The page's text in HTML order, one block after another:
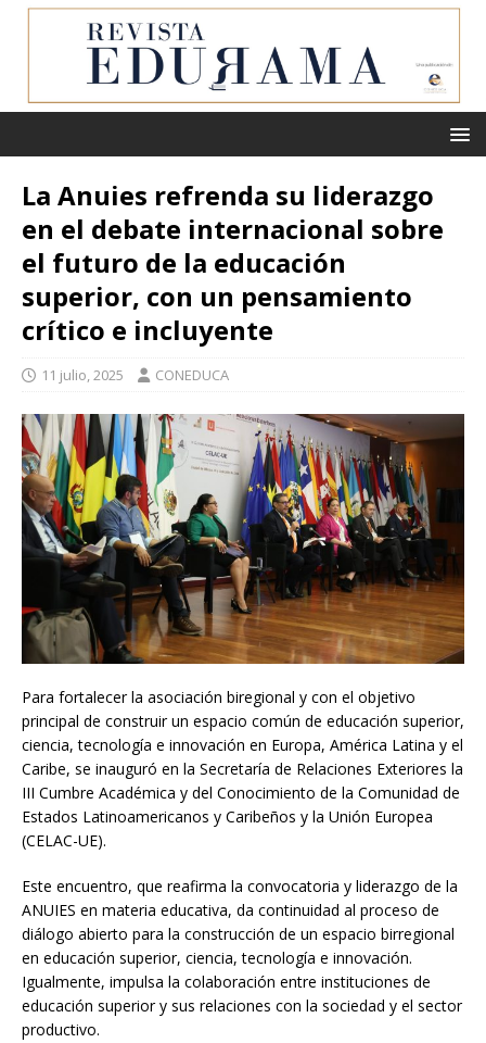
La Anuies refrenda su liderazgo
en el debate internacional sobre
el futuro de la educación
superior, con un pensamiento
crítico e incluyente
11 julio, 2025 CONEDUCA
Para fortalecer la asociación biregional y con el objetivo
principal de construir un espacio común de educación superior,
ciencia, tecnología e innovación en Europa, América Latina y el
Caribe, se inauguró en la Secretaría de Relaciones Exteriores la
III Cumbre Académica y del Conocimiento de la Comunidad de
Estados Latinoamericanos y Caribeños y la Unión Europea
(CELAC-UE).
Este encuentro, que reafirma la convocatoria y liderazgo de la
ANUIES en materia educativa, da continuidad al proceso de
diálogo abierto para la construcción de un espacio birregional
en educación superior, ciencia, tecnología e innovación.
Igualmente, impulsa la colaboración entre instituciones de
educación superior y sus relaciones con la sociedad y el sector
productivo.